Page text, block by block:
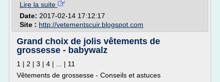
Lire la suite
Date: 2017-02-14 17:12:17
Site : http://vetementscuir.blogspot.com
Grand choix de jolis vêtements de
grossesse - babywalz
1 | 2 | 3 | 4 | ... | 11
Vêtements de grossesse - Conseils et astuces